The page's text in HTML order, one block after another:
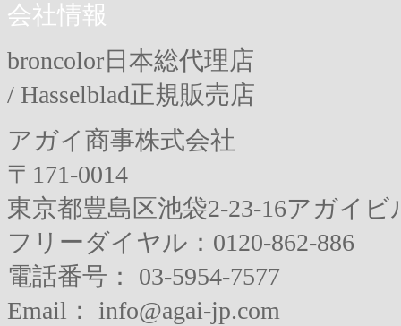
会社情報
broncolor日本総代理店
/ Hasselblad正規販売店
アガイ商事株式会社
〒171-0014
東京都豊島区池袋2-23-16アガイビ
フリーダイヤル：0120-862-886
電話番号： 03-5954-7577
Email： info@agai-jp.com